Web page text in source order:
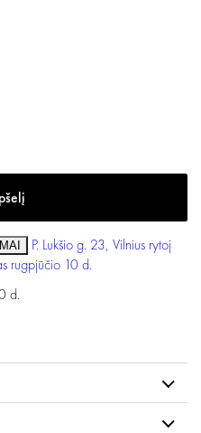
P. Lukšio g. 23, Vilnius rytoj
rugpjūčio 10 d.
d.